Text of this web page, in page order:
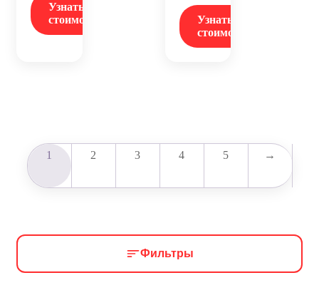
Узнать
стоимость
Узнать
стоимость
1 2 3 4 5 →
Фильтры